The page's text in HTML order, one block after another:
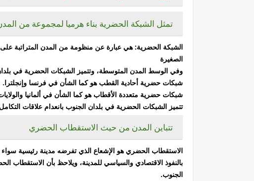
تمثل الشبكة الحضرية بناء هرميا لمجموعة من
الشبكة الحضرية: هي عبارة عن منظومة من المدن المتراتبة
الصغيرة
وفي الوسط المدن المتوسطة، وتتميز الشبكات الحضرية في
شبكات حضرية أحادية القطب هو كما الشأن في فرنسا وإنجلترا.
شبكات حضرية متعددة الأقطاب هو كما الشأن في ألمانيا
تتميز الشبكات الحضرية في بلدان الجنوب بانعدام علاقات التكامل
تتباين المدن من حيث الاستقطاب الحضري
الاستقطاب الحضري هو الإشعاع الذي تفرضه مدينة رئيسية
بالنفوذ الاقتصادي والسياسي للمدينة، ويلاحظ بأن
الجنوب.